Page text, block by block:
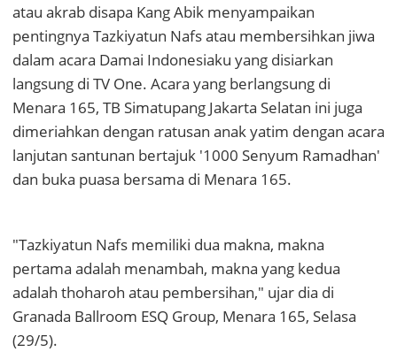
atau akrab disapa Kang Abik menyampaikan
pentingnya Tazkiyatun Nafs atau membersihkan jiwa
dalam acara Damai Indonesiaku yang disiarkan
langsung di TV One. Acara yang berlangsung di
Menara 165, TB Simatupang Jakarta Selatan ini juga
dimeriahkan dengan ratusan anak yatim dengan acara
lanjutan santunan bertajuk '1000 Senyum Ramadhan'
dan buka puasa bersama di Menara 165.
"Tazkiyatun Nafs memiliki dua makna, makna
pertama adalah menambah, makna yang kedua
adalah thoharoh atau pembersihan," ujar dia di
Granada Ballroom ESQ Group, Menara 165, Selasa
(29/5).